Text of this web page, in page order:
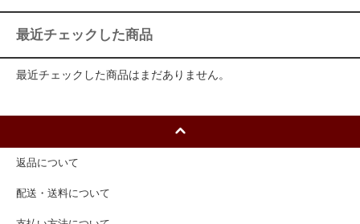
最近チェックした商品
最近チェックした商品はまだありません。
返品について
配送・送料について